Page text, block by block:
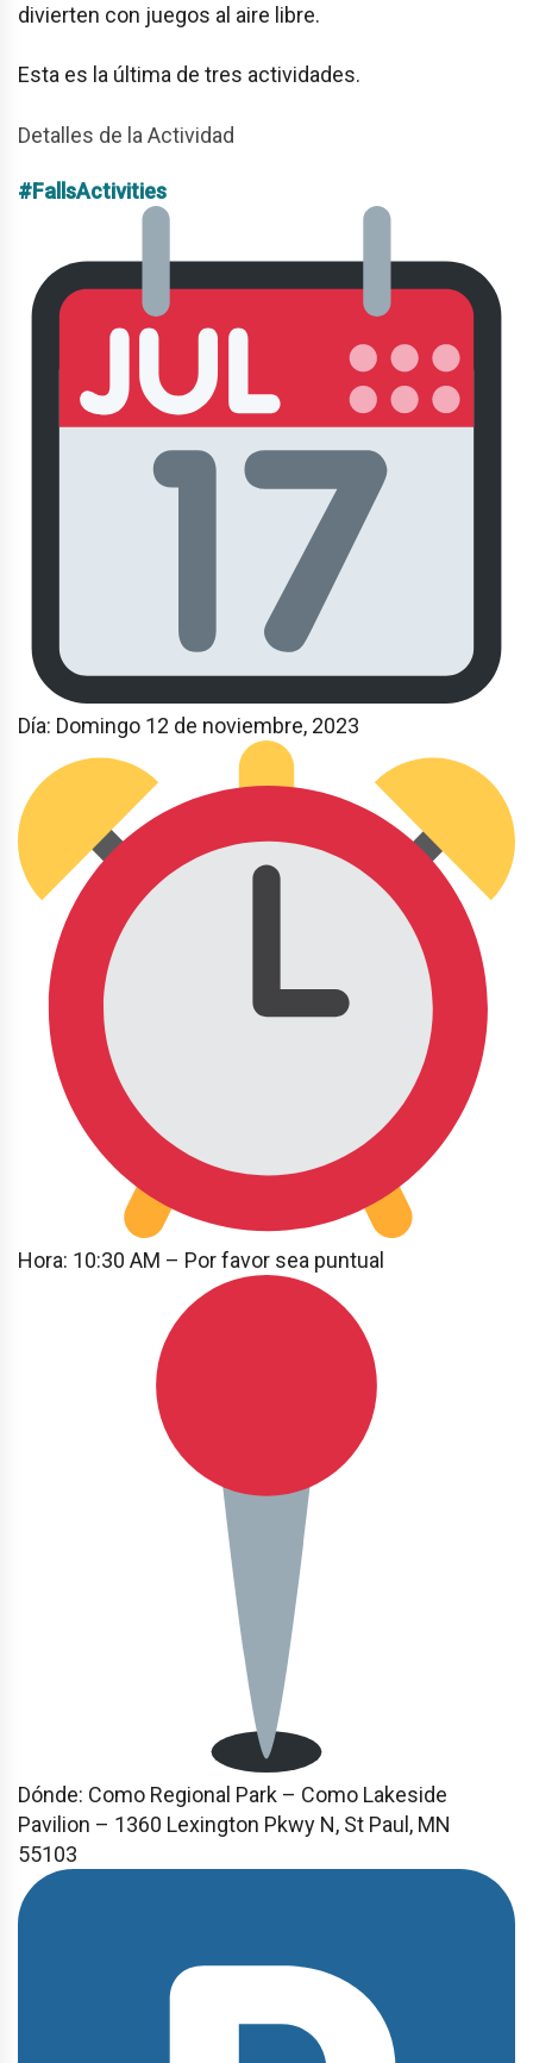
divierten con juegos al aire libre.
Esta es la última de tres actividades.
Detalles de la Actividad
#FallsActivities
Día: Domingo 12 de noviembre, 2023
Hora: 10:30 AM – Por favor sea puntual
Dónde: Como Regional Park – Como Lakeside
Pavilion – 1360 Lexington Pkwy N, St Paul, MN
55103